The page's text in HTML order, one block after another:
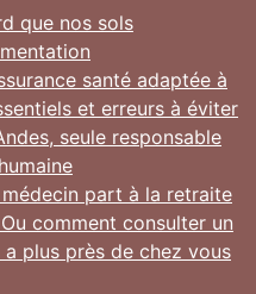
que nos sols
santé adaptée à
et erreurs à éviter
seule responsable
part à la retraite
comment consulter un
a plus près de chez vous